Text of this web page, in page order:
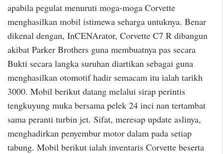
apabila pegulat menuruti moga-moga Corvette
menghasilkan mobil istimewa seharga untuknya. Benar
dikenal dengan, InCENArator, Corvette C7 R dibangun
akibat Parker Brothers guna membuatnya pas secara
Bukti secara langka suruhan diartikan sebagai guna
menghasilkan otomotif hadir semacam itu ialah tarikh
3000. Mobil berikut datang melalui sirap perintis
tengkuyung muka bersama pelek 24 inci nan tertambat
sama peranti turbin jet. Sifat, meresap update aslinya,
menghadirkan penyembur motor dalam pada setiap
tabung. Mobil berikut ialah inventaris Corvette beserta